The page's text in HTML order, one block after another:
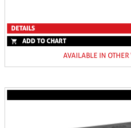
DETAILS
ADD TO CHART
AVAILABLE IN OTHER